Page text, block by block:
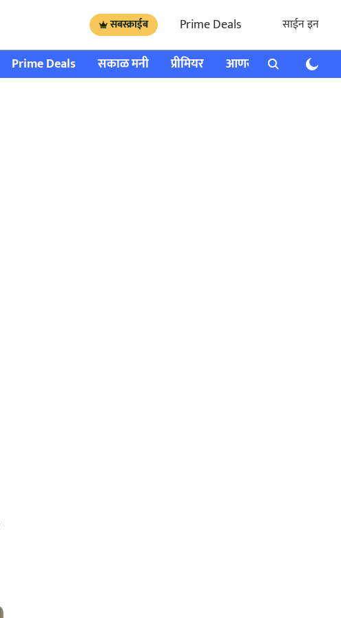
सबस्क्राईब Prime Deals साईन इन
Prime Deals सकाळ मनी प्रीमियर आणखी राशी भविष्य